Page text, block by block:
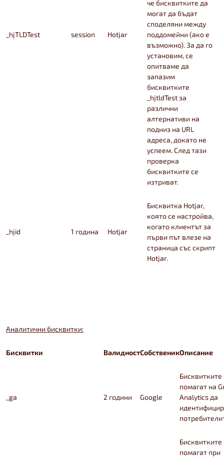
_hjTLDTest session Hotjar
че бисквитките да
могат да бъдат
споделяни между
поддомейни (ако е
възможно). За да го
установим, се
опитваме да
запазим
бисквитките
_hjtldTest за
различни
алтернативи на
подниз на URL
адреса, докато не
успеем. След тази
проверка
бисквитките се
изтриват.
_hjid 1 година Hotjar
Бисквитка Hotjar,
която се настройва,
когато клиентът за
първи път влезе на
страница със скрипт
Hotjar.
Аналитични бисквитки:
Бисквитки ВалидностСобственикОписание
_ga 2 години Google
Бисквитките
помагат на
Analytics да
Бисквитките
помагат при